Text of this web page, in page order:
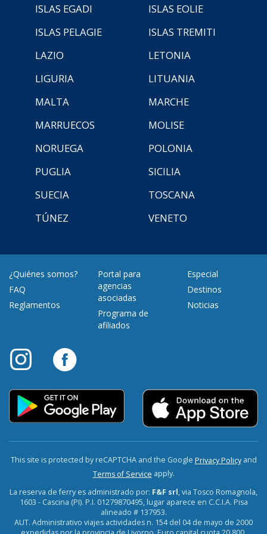
ISLAS EGADI
ISLAS EOLIE
ISLAS PELAGIE
ISLAS TREMITI
LAZIO
LETONIA
LIGURIA
LITUANIA
MALTA
MARCHE
MARRUECOS
MOLISE
NORUEGA
POLONIA
PUGLIA
SICILIA
SUECIA
TOSCANA
TÚNEZ
VENETO
¿Quiénes somos?
FAQ
Reglamentos
Portal para
agencias
asociadas
Programa de
afiliados
Especial
Destinos
Noticias
This site is protected by reCAPTCHA and the Google Privacy Policyand
Terms of Service apply.
La reserva de ferry es administrado por: F&F srl, via Tosco Romagnola,
1603 - Cascina (PI). P.I. 01279870495, lugar aparece en C.C.I.A. Pisa
alineado # 137953.
AUT. Administrativo viajes actividades n. 154 del 04 de mayo de 2000